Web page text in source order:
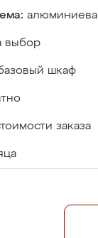
выбор
шкаф
заказа